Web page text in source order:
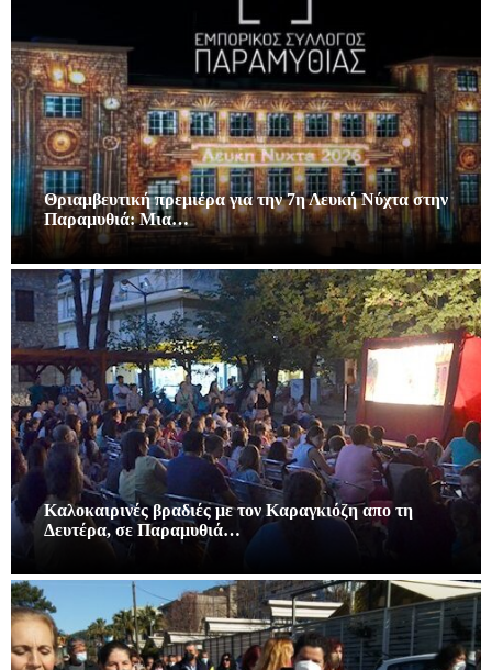
Θριαμβευτική πρεμιέρα για την 7η Λευκή Νύχτα στην
Παραμυθιά: Μια…
Καλοκαιρινές βραδιές με τον Καραγκιόζη απο τη
Δευτέρα, σε Παραμυθιά…